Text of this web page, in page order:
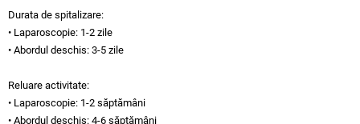
Durata de spitalizare:
• Laparoscopie: 1-2 zile
• Abordul deschis: 3-5 zile
Reluare activitate:
• Laparoscopie: 1-2 săptămâni
• Abordul deschis: 4-6 săptămâni